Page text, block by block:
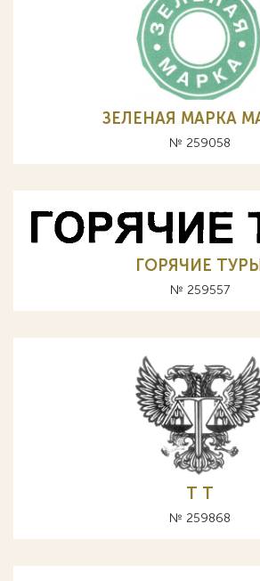
ЗЕЛЕНАЯ МАРКА
№ 259058
ГОРЯЧИЕ ТУРЫ
№ 259557
Т T
№ 259868